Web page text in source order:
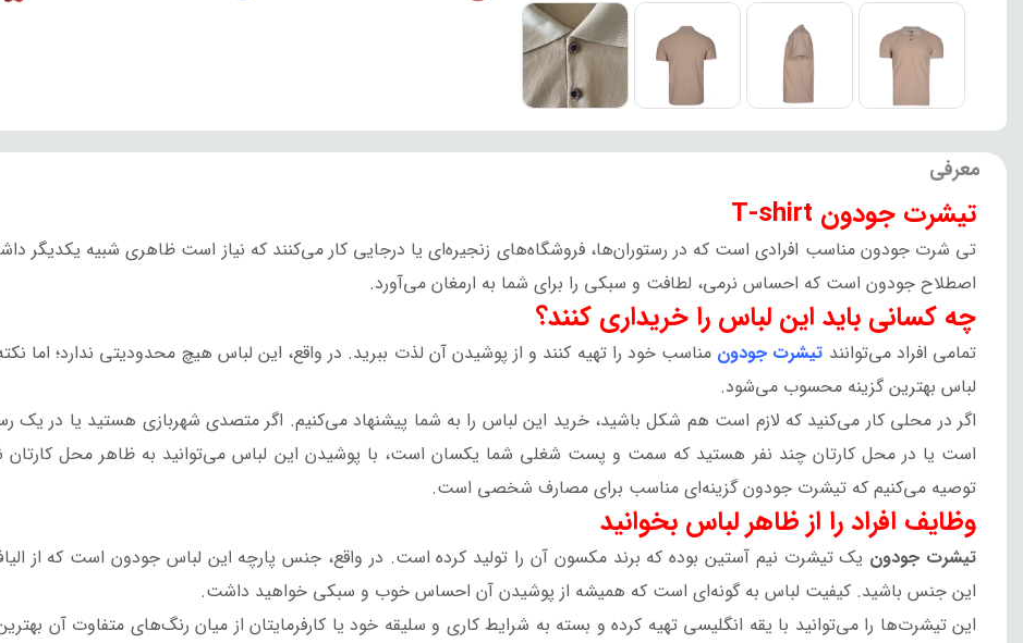
معرفی
تیشرت جودون T-shirt
تی شرت جودون مناسب افرادی است که در رستوران‌ها، فروشگاه‌های زنجیره‌ای یا درجایی کار می‌کنند که نیاز است ظاهری شبیه یکدیگر
اصطلاح جودون است که احساس نرمی، لطافت و سبکی را برای شما به ارمغان می‌آورد.
چه کسانی باید این لباس را خریداری کنند؟
تمامی افراد می‌توانند تیشرت جودون مناسب خود را تهیه کنند و از پوشیدن آن لذت ببرید. در واقع، این لباس هیچ محدودیتی ندارد؛ اما
لباس بهترین گزینه محسوب می‌شود.
اگر در محلی کار می‌کنید که لازم است هم شکل باشید، خرید این لباس را به شما پیشنهاد می‌کنیم. اگر متصدی شهربازی هستید یا در یک
است یا در محل کارتان چند نفر هستید که سمت و پست شغلی شما یکسان است، با پوشیدن این لباس می‌توانید به ظاهر محل کارتان
توصیه می‌کنیم که تیشرت جودون گزینه‌ای مناسب برای مصارف شخصی است.
وظایف افراد را از ظاهر لباس بخوانید
تیشرت جودون یک تیشرت نیم آستین بوده که برند مکسون آن را تولید کرده است. در واقع، جنس پارچه این لباس جودون است که از
این جنس باشید. کیفیت لباس به گونه‌ای است که همیشه از پوشیدن آن احساس خوب و سبکی خواهید داشت.
این تیشرت‌ها را می‌توانید با یقه انگلیسی تهیه کرده و بسته به شرایط کاری و سلیقه خود یا کارفرمایتان از میان رنگ‌های متفاوت آن